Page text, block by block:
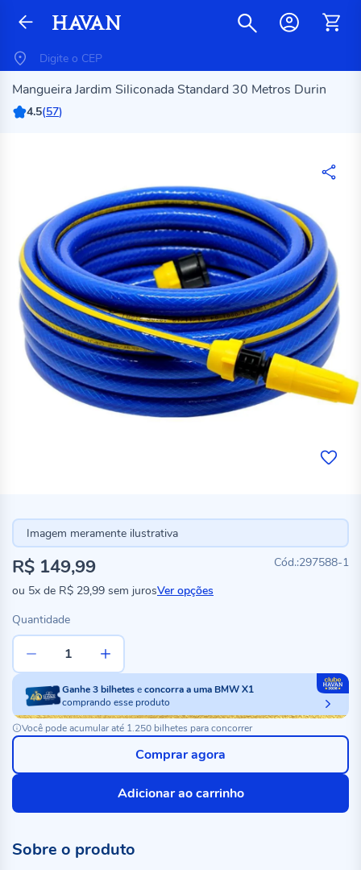
Mangueira Jardim Siliconada Standard 30 Metros Durin
4.5(57)
Imagem meramente ilustrativa
297588-1
R$ 149,99
ou 5x de R$ 29,99 sem jurosVer opções
Quantidade
Ganhe3bilheteseconcorra a uma BMW X1
comprando esse produto
Você pode acumular até 1.250 bilhetes para concorrer
Adicionar ao carrinho
Comprar agora
Sobre o produto